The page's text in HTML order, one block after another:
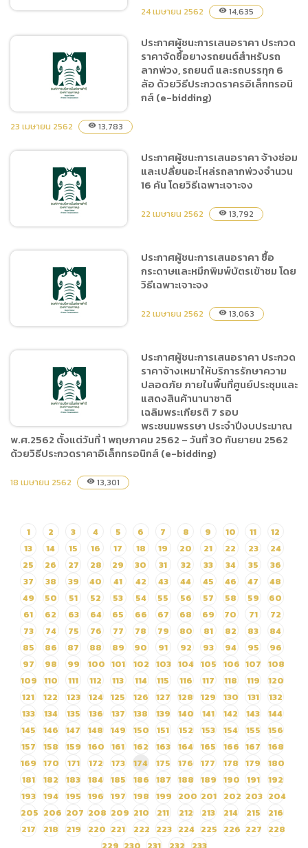
เฉพาะเจาะจง
ยกเลิกประกาศผู้ได้รับการคัด
เลือก จ้างซ่อมและเปลี่ยน
อะไหล่รถลากพ่วงจำนวน 16
คัน โดยวิธีเฉพาะเจาะจง
24 เมษายน 2562 visibility 14,635
ประกวดราคาจัดซื้อยาง
รถยนต์สำหรับรถลากพ่วง,
รถยนต์ และรถบรรทุก 6 ล้อ
ด้วยวิธีประกวดราครอิเล็ก
ประกาศผู้ชนะการเสนอราคา ประกวด
ราคาจัดซื้อยางรถยนต์สำหรับรถ
ลากพ่วง, รถยนต์ และรถบรรทุก 6
ล้อ ด้วยวิธีประกวดราครอิเล็กทรอนิ
กส์ (e-bidding)
23 เมษายน 2562 visibility 13,783
ประกาศผู้ชนะการเสนอราคา
จ้างซ่อมและเปลี่ยนอะไหล่รถ
ลากพ่วงจำนวน 16 คัน โดยวิธี
เฉพาะเจาะจง
ประกาศผู้ชนะการเสนอราคา จ้างซ่อม
และเปลี่ยนอะไหล่รถลากพ่วงจำนวน
16 คัน โดยวิธีเฉพาะเจาะจง
22 เมษายน 2562 visibility 13,792
ประกาศผู้ชนะการเสนอราคา
ซื้อกระดาษและหมึกพิมพ์บัตร
เข้าชม โดยวิธีเฉพาะเจาะจง
ประกาศผู้ชนะการเสนอราคา ซื้อ
กระดาษและหมึกพิมพ์บัตรเข้าชม โดย
วิธีเฉพาะเจาะจง
22 เมษายน 2562 visibility 13,063
ประกาศผู้ชนะการเสนอราคา
ประกวดราคาจ้างเหมาให้
แสดงสินค้านานาชาติ
เฉลิมพระเกียรติ 7 รอบ
พระชนมพรรษา ประจำ
ปีงบประมาณ พ.ศ.2562
ตั้งแต่วันที่ 1 พฤษภาคม 2562
– วันที่ 30 กันยายน 2562
ด้วยวิธีประกวดราคา
อิเล็กทรอนิกส์ (e-bidding)
ประกาศผู้ชนะการเสนอราคา ประกวด
ราคาจ้างเหมาให้บริการรักษาความ
ปลอดภัย ภายในพื้นที่ศูนย์ประชุมและ
แสดงสินค้านานาชาติ
เฉลิมพระเกียรติ 7 รอบ
พระชนมพรรษา ประจำปีงบประมาณ
พ.ศ.2562 ตั้งแต่วันที่ 1 พฤษภาคม 2562 – วันที่ 30 กันยายน 2562
ด้วยวิธีประกวดราคาอิเล็กทรอนิกส์ (e-bidding)
18 เมษายน 2562 visibility 13,301
1 2 3 4 5 6 7 8 9 10 11
12
13
14 15 16 17 18 19 20 21 22 23
24
25
26 27 28 29 30 31 32 33 34 35
36
37
38 39 40 41 42 43 44 45 46 47
48
49
50 51 52 53 54 55 56 57 58 59
60
61
62 63 64 65 66 67 68 69 70 71
72
73
74 75 76 77 78 79 80 81 82 83
84
85
86 87 88 89 90 91 92 93 94 95
96
97
98 99 100 101 102 103 104 105 106 107 108
109 110 111 112 113 114 115 116 117 118 119
120
121
122 123 124 125 126 127 128 129 130 131
132
133
134 135 136 137 138 139 140 141 142 143
144
145
146 147 148 149 150 151 152 153 154 155
156
157
158 159 160 161 162 163 164 165 166 167
168
169 170 171 172 173 174 175 176 177 178 179
180
181
182 183 184 185 186 187 188 189 190 191
192
193 194 195 196 197 198 199 200 201 202 203 204
205 206 207 208 209 210 211 212 213 214 215
216
217
218 219 220 221 222 223 224 225 226 227 228